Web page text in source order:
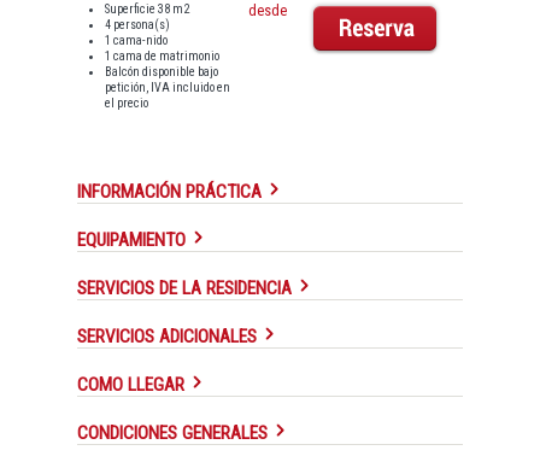
Superficie 38 m2
4 persona(s)
1 cama-nido
1 cama de matrimonio
Balcón disponible bajo
petición, IVA incluido en
el precio
desde
INFORMACIÓN PRÁCTICA
EQUIPAMIENTO
SERVICIOS DE LA RESIDENCIA
SERVICIOS ADICIONALES
COMO LLEGAR
CONDICIONES GENERALES